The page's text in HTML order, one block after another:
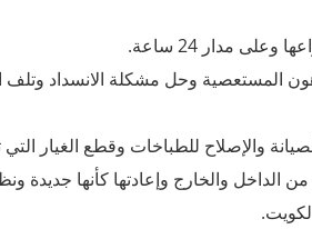
مدار 24 ساعة.
المستعصية وحل مشكلة الانسداد وتلف
والإصلاح للطباخات وقطع الغيار التي
الداخل والخارج وإعادتها كأنها جديدة